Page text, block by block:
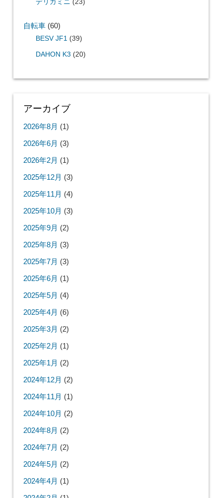
デリカミニ (23)
自転車(60)
BESV JF1(39)
DAHON K3 (20)
アーカイブ
2026年8月 (1)
2026年6月 (3)
2026年2月 (1)
2025年12月 (3)
2025年11月 (4)
2025年10月 (3)
2025年9月 (2)
2025年8月 (3)
2025年7月 (3)
2025年6月 (1)
2025年5月 (4)
2025年4月 (6)
2025年3月 (2)
2025年2月 (1)
2025年1月 (2)
2024年12月 (2)
2024年11月 (1)
2024年10月 (2)
2024年8月 (2)
2024年7月 (2)
2024年5月 (2)
2024年4月 (1)